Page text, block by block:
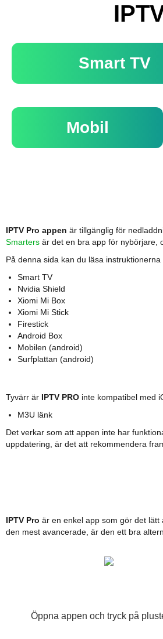
Smart TV
Mobil
IPTV Pro appen är tillgänglig för
Smarters är det en bra app för nybörjare,
På denna sida kan du läsa
Smart TV
Nvidia Shield
Xiomi Mi Box
Xiomi Mi Stick
Firestick
Android Box
Mobilen (android)
Surfplattan (android)
Tyvärr är IPTV PRO inte kompatibel med
M3U länk
Det verkar som att appen inte har
uppdatering, är det att rekommendera
IPTV Pro är en enkel app som gör det
den mest avancerade, är den ett bra
Öppna appen och tryck på